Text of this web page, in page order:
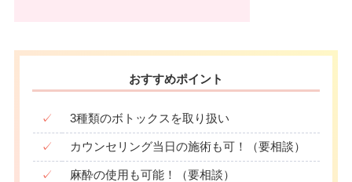
おすすめポイント
✓ 3種類のボトックスを取り扱い
✓ カウンセリング当日の施術も可！（要相談）
✓ 麻酔の使用も可能！（要相談）